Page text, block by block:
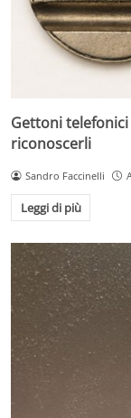
Gettoni
riconoscerli
Sandro Faccinelli
Leggi di più